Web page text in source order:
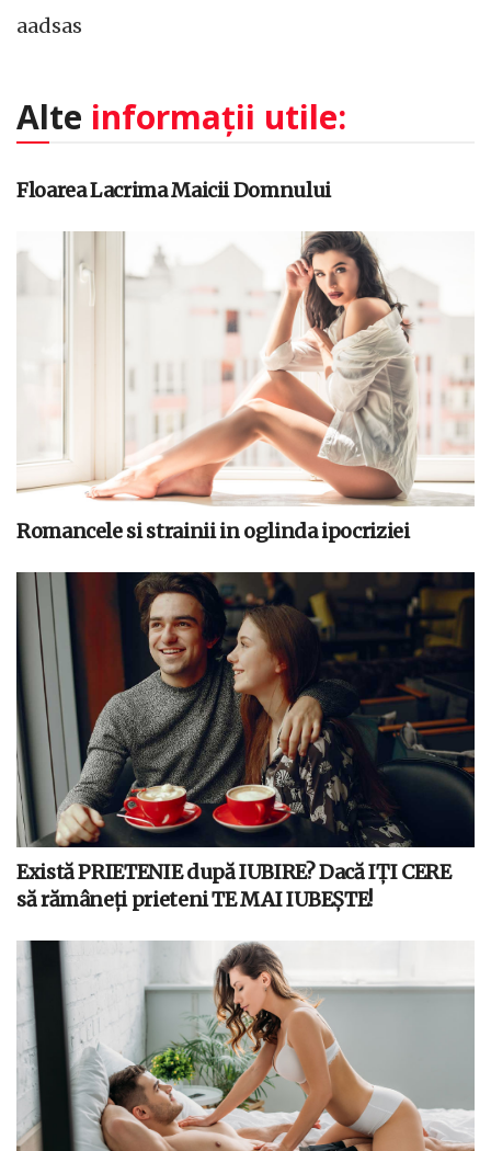
aadsas
Alte informații utile:
Floarea Lacrima Maicii Domnului
Romancele si strainii in oglinda ipocriziei
Există PRIETENIE după IUBIRE? Dacă IȚI CERE
să rămâneți prieteni TE MAI IUBEȘTE!